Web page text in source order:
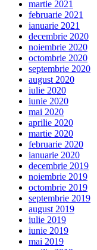
martie 2021
februarie 2021
ianuarie 2021
decembrie 2020
noiembrie 2020
octombrie 2020
septembrie 2020
august 2020
iulie 2020
iunie 2020
mai 2020
aprilie 2020
martie 2020
februarie 2020
ianuarie 2020
decembrie 2019
noiembrie 2019
octombrie 2019
septembrie 2019
august 2019
iulie 2019
iunie 2019
mai 2019